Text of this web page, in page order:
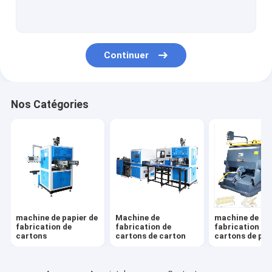
Continuer
Nos Catégories
machine de papier de
fabrication de
cartons
Machine de
fabrication de
cartons de carton
machine de
fabrication de
cartons de